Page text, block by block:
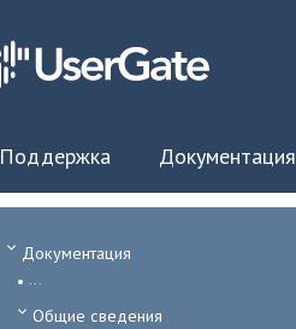
Поддержка Документация
Документация
...
Общие сведения